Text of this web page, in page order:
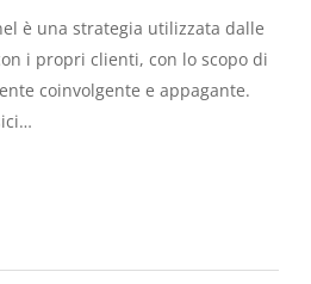
è una strategia utilizzata dalle
i propri clienti, con lo scopo di
coinvolgente e appagante.